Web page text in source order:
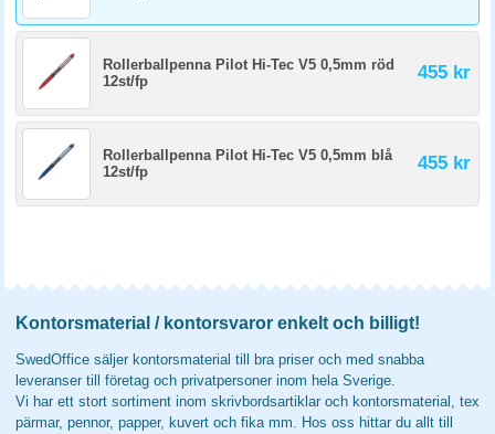
Rollerballpenna Pilot Hi-Tec V5 0,5mm röd
12st/fp
455 kr
Rollerballpenna Pilot Hi-Tec V5 0,5mm blå
12st/fp
455 kr
Kontorsmaterial / kontorsvaror enkelt och billigt!
SwedOffice säljer kontorsmaterial till bra priser och med snabba
leveranser till företag och privatpersoner inom hela Sverige.
Vi har ett stort sortiment inom skrivbordsartiklar och kontorsmaterial, tex
pärmar, pennor, papper, kuvert och fika mm. Hos oss hittar du allt till